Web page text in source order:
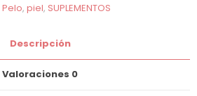
Pelo, piel, SUPLEMENTOS
Descripción
Valoraciones 0